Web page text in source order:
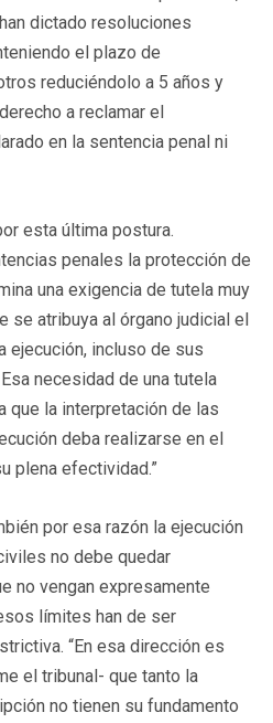
dictado resoluciones
el plazo de
reduciéndolo a 5 años y
a reclamar el
en la sentencia penal ni
esta última postura.
penales la protección de
una exigencia de tutela muy
se atribuya al órgano judicial el
ejecución, incluso de sus
necesidad de una tutela
que la interpretación de las
deba realizarse en el
plena efectividad.”
por esa razón la ejecución
no debe quedar
no vengan expresamente
límites han de ser
“En esa dirección es
el tribunal- que tanto la
no tienen su fundamento